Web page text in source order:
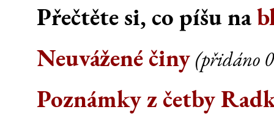
Přečtěte si, co píšu na
Neuvážené činy (přidáno
Poznámky z četby